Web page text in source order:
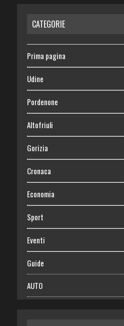
CATEGORIE
Prima pagina
Udine
Pordenone
Altofriuli
Gorizia
Cronaca
Economia
Sport
Eventi
Guide
AUTO